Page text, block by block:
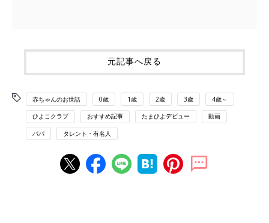
元記事へ戻る
赤ちゃんのお世話 0歳 1歳 2歳 3歳 4歳～
ひよこクラブ おすすめ記事 たまひよデビュー 動画
パパ タレント・有名人